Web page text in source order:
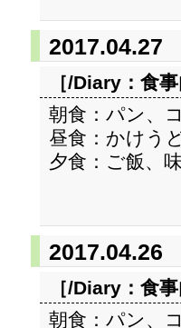
2017.04.27
［/Diary： 食
朝食：パン、
昼食：かけう
夕食：ご飯、
2017.04.26
［/Diary： 食
朝食：パン、